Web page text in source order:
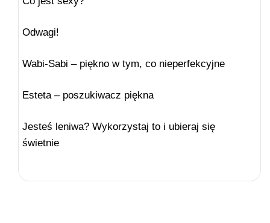
Odwagi!
Wabi-Sabi – piękno w tym, co nieperfekcyjne
Esteta – poszukiwacz piękna
Jesteś leniwa? Wykorzystaj to i ubieraj się
świetnie